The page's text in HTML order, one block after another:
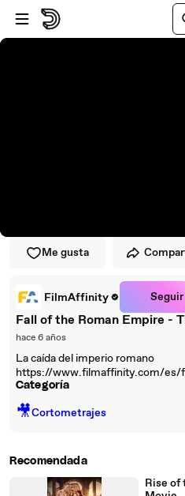
Saltar al reproductor
Saltar al contenido principal
Me gusta
FilmAffinity Seguir
Fall of the Roman Empire -
hace 6 años
La caída del imperio romano
https://www.filmaffinity.com/es/
Categoría
🎥Cortometrajes
Recomendada
Rise of